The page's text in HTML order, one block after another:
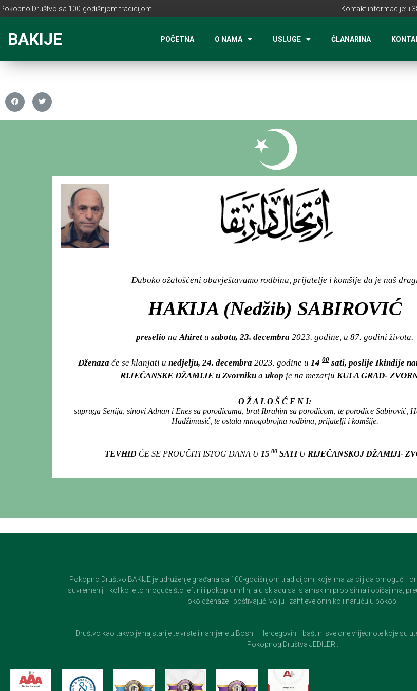
Pokopno Društvo sa 100-godišnjom tradicijom! Kontakt informacije:
BAKIJE POČETNA O NAMA USLUGE ČLANARINA
Duboko ožalošćeni obavještavamo rodbinu, prijatelje i komšije da je naš
HAKIJA (Nedžib) SABIROVIĆ
preselio naAhiret u subotu, 23. decembra 2023. godine, u 87. godini života.
Dženaza će se klanjati u nedjelju, 24. decembra 2023. godine u 14 00 sati, poslije Ikindije
RIJEČANSKE DŽAMIJE u Zvornikua ukop je na mezarju KULA GRAD-
O Ž A L O Š Ć E N I:
supruga Senija, sinovi Adnan i Enes sa porodicama, brat Ibrahim sa porodicom, te porodice Sabirović,
Hadžimusić, te ostala mnogobrojna rodbina, prijatelji i komšije.
TEVHID ĆE SE PROUČITI ISTOG DANA U 15 00 SATIU RIJEČANSKOJ DŽAMIJI-
Pokopno Društvo BAKIJE je udruženje građana sa 100-godišnjom tradicijom, koje ima za cilj da omogući i
suvremeniji i koliko je to moguće što jeftiniji pokop umrlih, a u skladu sa islamskim propisima i običajima,
oko dženaze i poštivajući volju i zahtjeve onih koji naručuju pokop.
Društvo kao takvo je najstarije te vrste i namjene u Bosni i Hercegovini i baštini sve one vrijednote koje su
Pokopnog Društva JEDILERI.